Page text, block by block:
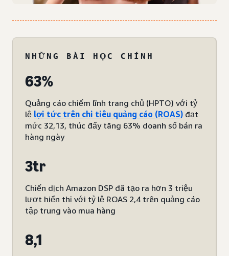
NHỮNG BÀI HỌC CHÍNH
63%
Quảng cáo chiếm lĩnh trang chủ (HPTO) với tỷ
lệ lợi tức trên chi tiêu quảng cáo (ROAS) đạt
mức 32,13, thúc đẩy tăng 63% doanh số bán ra
hàng ngày
3tr
Chiến dịch Amazon DSP đã tạo ra hơn 3 triệu
lượt hiển thị với tỷ lệ ROAS 2,4 trên quảng cáo
tập trung vào mua hàng
8,1